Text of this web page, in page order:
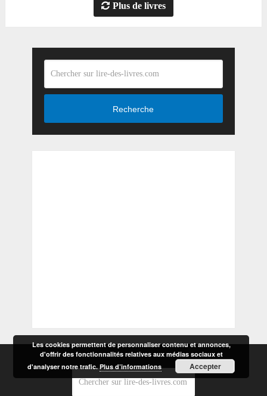
Plus de livres
Recherche
Les cookies permettent de personnaliser contenu et annonces,
d'offrir des fonctionnalités relatives aux médias sociaux et
d'analyser notre trafic.Plus d’informations Accepter